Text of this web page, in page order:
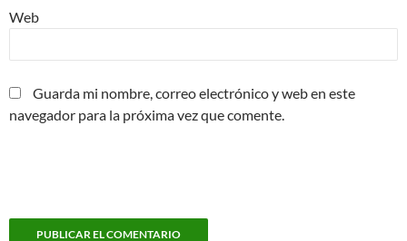
Web
Guarda mi nombre, correo electrónico y web en este
navegador para la próxima vez que comente.